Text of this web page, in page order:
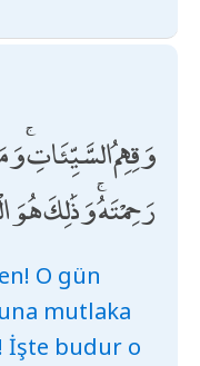
وَقِهِمُ السَّيِّئَاتِ
رَحِمْتَهُ ۚ وَذَٰلِكَ هُوَ
O gün
mutlaka
İşte budur o